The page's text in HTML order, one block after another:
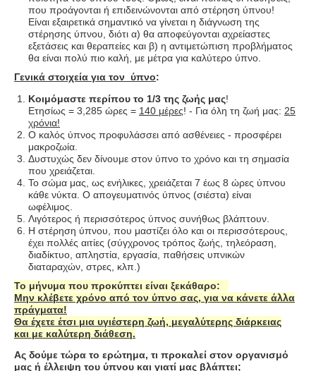
που προάγονται ή επιδεινώνονται από στέρηση ύπνου!
Είναι εξαιρετικά σημαντικό να γίνεται η διάγνωση της
στέρησης ύπνου, διότι α) θα αποφεύγονται αχρείαστες
εξετάσεις και θεραπείες και β) η αντιμετώπιση προβλήματος
θα είναι πολύ πιο καλή, με μέτρα για καλύτερο ύπνο.
Γενικά στοιχεία για τον ύπνο:
Κοιμόμαστε περίπου το 1/3 της ζωής μας!
Ετησίως = 3,285 ώρες = 140 μέρες! - Για όλη τη ζωή μας: 25
χρόνια!
Ο καλός ύπνος προφυλάσσει από ασθένειες - προσφέρει
μακροζωία.
Δυστυχώς δεν δίνουμε στον ύπνο το χρόνο και τη σημασία
που χρειάζεται.
Το σώμα μας, ως ενήλικες, χρειάζεται 7 έως 8 ώρες ύπνου
κάθε νύκτα. Ο απογευματινός ύπνος (σιέστα) είναι
ωφέλιμος.
Λιγότερος ή περισσότερος ύπνος συνήθως βλάπτουν.
Η στέρηση ύπνου, που μαστίζει όλο και οι περισσότερους,
έχει πολλές αιτίες (σύγχρονος τρόπος ζωής, τηλεόραση,
διαδίκτυο, απληστία, εργασία, παθήσεις υπνικών
διαταραχών, στρες, κλπ.)
Το μήνυμα που προκύπτει είναι ξεκάθαρο:
Μην κλέβετε χρόνο από τον ύπνο σας, για να κάνετε άλλα
πράγματα!
Θα έχετε έτσι μια υγιέστερη ζωή, μεγαλύτερης διάρκειας
και με καλύτερη διάθεση.
Ας δούμε τώρα το ερώτημα, τι προκαλεί στον οργανισμό
μας ή έλλειψη του ύπνου και γιατί μας βλάπτει;